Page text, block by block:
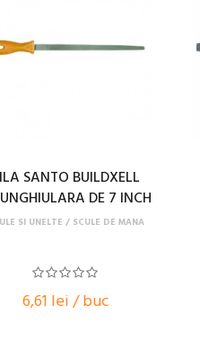
SANTO BUILDXELL
DE 7 INCH
6,61 lei / buc
SI UNELTE SCULE DE MANA